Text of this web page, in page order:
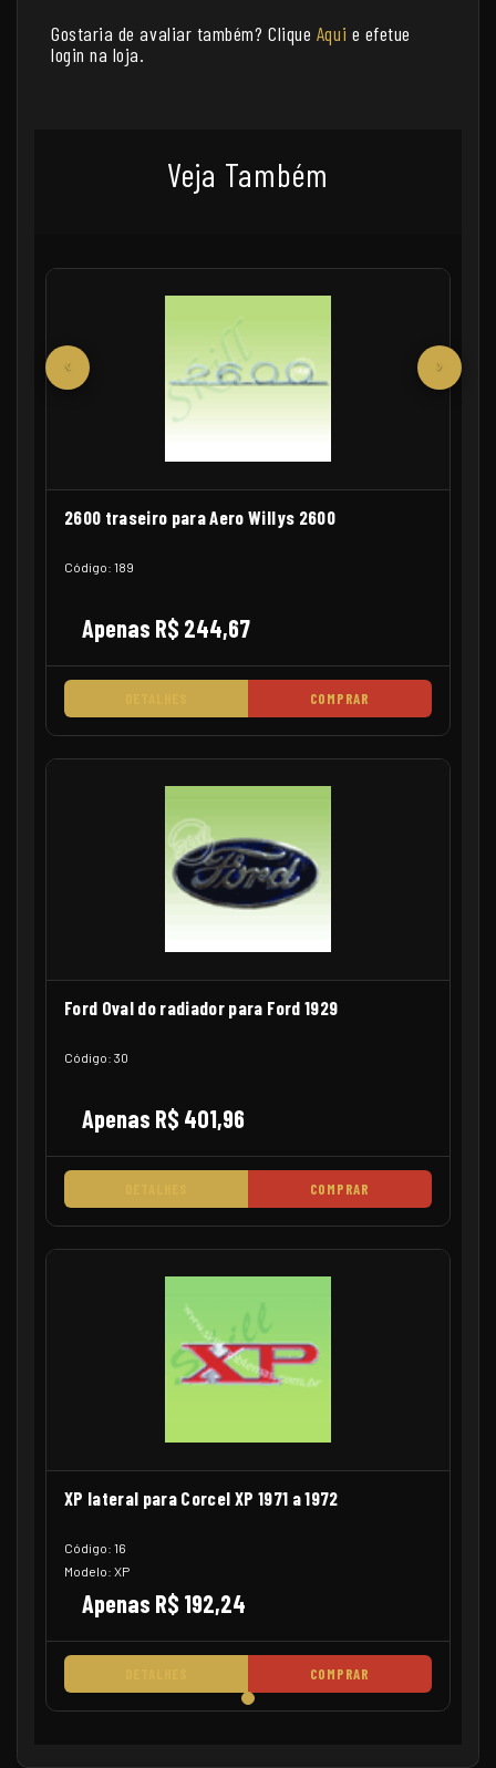
Gostaria de avaliar também? Clique Aqui e efetue
login na loja.
Veja Também
2600 traseiro para Aero Willys 2600
Código: 189
Apenas R$ 244,67
COMPRAR
Ford Oval do radiador para Ford 1929
Código: 30
Apenas R$ 401,96
COMPRAR
XP lateral para Corcel XP 1971 a 1972
Código: 16
Modelo: XP
Apenas R$ 192,24
COMPRAR
‹ ›